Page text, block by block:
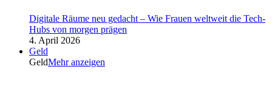
Digitale Räume neu gedacht – Wie Frauen weltweit die Tech-
Hubs von morgen prägen
4. April 2026
Geld
GeldMehr anzeigen